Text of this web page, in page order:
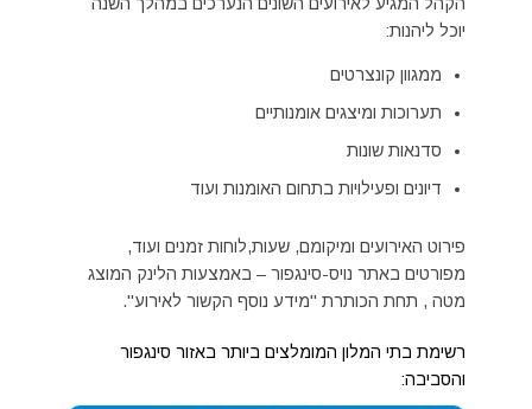
הקהל המגיע לאירועים השונים הנערכים במהלך השנה
יוכל ליהנות:
ממגוון קונצרטים
תערוכות ומיצגים אומנותיים
סדנאות שונות
דיונים ופעילויות בתחום האומנות ועוד
פירוט האירועים ומיקומם, שעות,לוחות זמנים ועוד,
מפורטים באתר נויס-סינגפור – באמצעות הלינק המוצג
מטה , תחת הכותרת "מידע נוסף הקשור לאירוע".
רשימת בתי המלון המומלצים ביותר באזור סינגפור
והסביבה: